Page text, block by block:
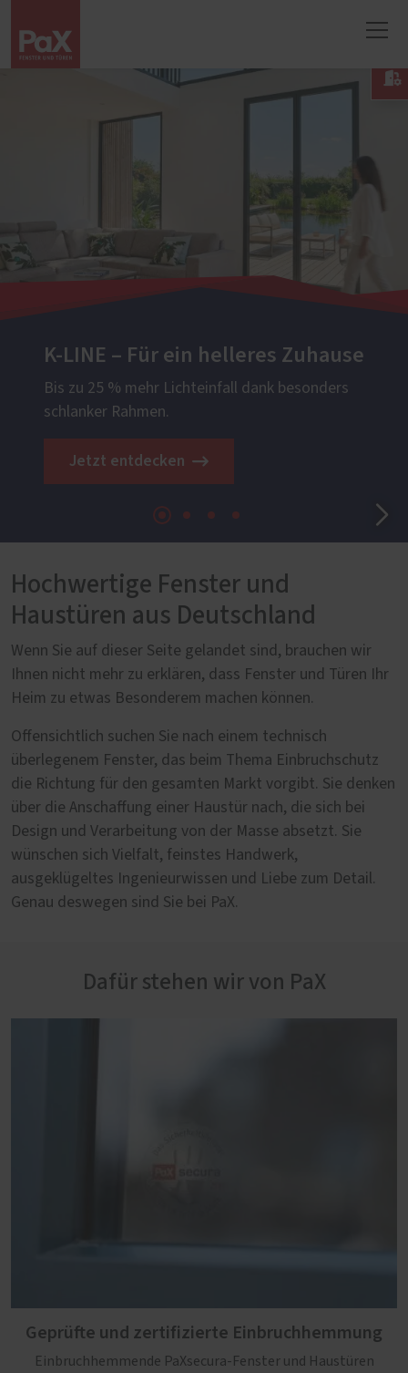
K-LINE – Für ein helleres Zuhause
Bis zu 25 % mehr Lichteinfall dank besonders
schlanker Rahmen.
Jetzt entdecken
Hochwertige Fenster und
Haustüren aus Deutschland
Wenn Sie auf dieser Seite gelandet sind, brauchen wir
Ihnen nicht mehr zu erklären, dass Fenster und Türen Ihr
Heim zu etwas Besonderem machen können.
Offensichtlich suchen Sie nach einem technisch
überlegenem Fenster, das beim Thema Einbruchschutz
die Richtung für den gesamten Markt vorgibt. Sie denken
über die Anschaffung einer Haustür nach, die sich bei
Design und Verarbeitung von der Masse absetzt. Sie
wünschen sich Vielfalt, feinstes Handwerk,
ausgeklügeltes Ingenieurwissen und Liebe zum Detail.
Genau deswegen sind Sie bei PaX.
Dafür stehen wir von PaX
Geprüfte und zertifizierte Einbruchhemmung
Einbruchhemmende PaXsecura-Fenster und Haustüren
